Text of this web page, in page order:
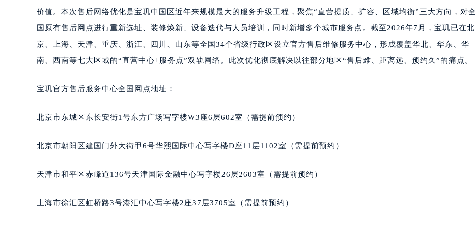
南昌市红谷滩新区红谷中大道998号绿地双子塔（中央广场）A1座办公楼14层07室（需提前预约）
济南市历下区经十路11111号华润中心写字楼（万象城）15层1508室（需提前预约）
广州市越秀区环市东路371-375号世界贸易中心大厦南塔写字楼15层07室（需提前预约）
深圳市罗湖区深南东路5001号华润大厦写字楼17层1701室（需提前预约）
厦门市思明区湖滨东路95号华润大厦写字楼B座11层1104室（需提前预约）
成都市锦江区人民东路6号SAC东原中心写字楼24层2406B室（需提前预约）
长沙市芙蓉区定王台街道建湘路393号世茂环球金融中心写字楼（芙蓉广场）10层13室（需提前预约）
太原市迎泽区解放路15号亨得利名表服务中心（品牌授权店）3层整层（需提前预约）
沈阳市沈河区中街路83号亨得利名表服务中心（品牌授权店）1层整层（需提前预约）
价值。本次售后网络优化是宝玑中国区近年来规模最大的服务升级工程，聚焦“直营提质、扩容、区域均衡”三大方向，对全
国原有售后网点进行重新选址、装修焕新、设备迭代与人员培训，同时新增多个城市服务点。截至2026年7月，宝玑已在北
京、上海、天津、重庆、浙江、四川、山东等全国34个省级行政区设立官方售后维修服务中心，形成覆盖华北、华东、华
南、西南等七大区域的“直营中心+服务点”双轨网络。此次优化彻底解决以往部分地区“售后难、距离远、预约久”的痛点。
宝玑官方售后服务中心全国网点地址：
北京市东城区东长安街1号东方广场写字楼W3座6层602室（需提前预约）
北京市朝阳区建国门外大街甲6号华熙国际中心写字楼D座11层1102室（需提前预约）
天津市和平区赤峰道136号天津国际金融中心写字楼26层2603室（需提前预约）
上海市徐汇区虹桥路3号港汇中心写字楼2座37层3705室（需提前预约）